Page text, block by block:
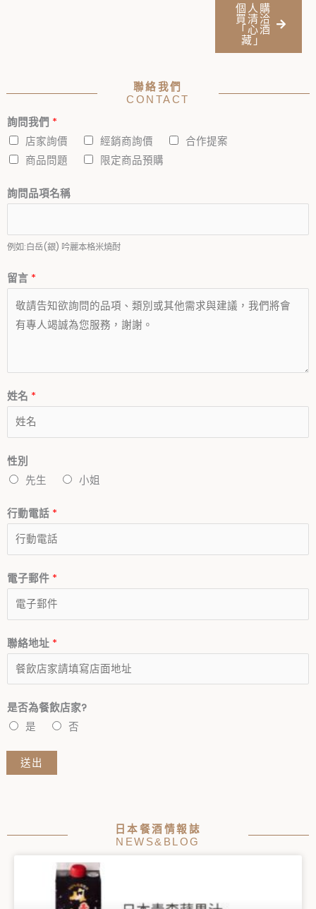
個人購
買清洽
「心酒
藏」
聯絡我們
CONTACT
詢問我們 *
店家詢價
經銷商詢價
合作提案
商品問題
限定商品預購
詢問品項名稱
例如:白岳(銀) 吟麗本格米燒酎
留言 *
姓名 *
性別
先生
小姐
行動電話 *
電子郵件 *
聯絡地址 *
是否為餐飲店家?
是
否
送出
日本餐酒情報誌
NEWS&BLOG